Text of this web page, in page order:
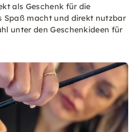
als Geschenk für die
Spaß macht und direkt nutzbar
unter den Geschenkideen für